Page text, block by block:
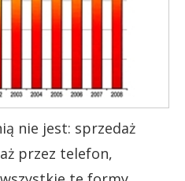
nie jest: sprzedaż
przez telefon,